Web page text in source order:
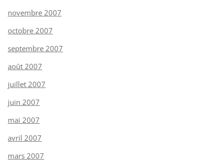
novembre 2007
octobre 2007
septembre 2007
août 2007
juillet 2007
juin 2007
mai 2007
avril 2007
mars 2007